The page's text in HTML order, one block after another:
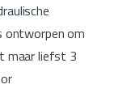
ontworpen om
maar liefst 3